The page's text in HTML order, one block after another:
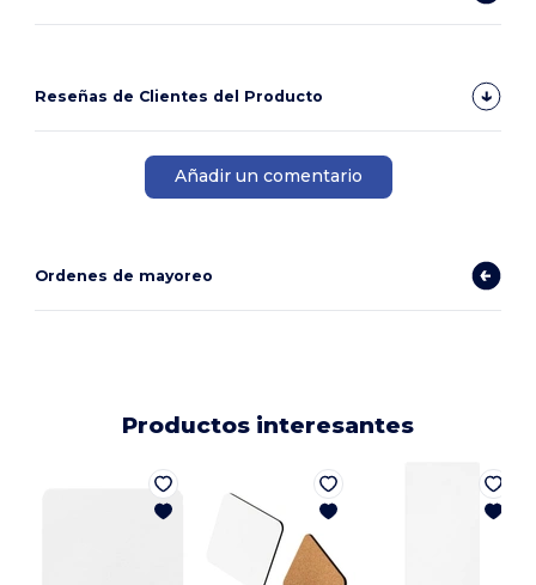
Reseñas de Clientes del Producto
Añadir un comentario
Ordenes de mayoreo
Productos interesantes